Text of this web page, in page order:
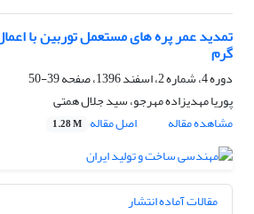
تمدید عمر پره های مستعمل توربین با
گرم
دوره 4، شماره 2، اسفند 1396، صفحه
39-50
پوریا مهدیزاده مهرجو، سید جلال همتی
مشاهده مقاله
اصل مقاله 1.28 M
مقالات آماده انتشار